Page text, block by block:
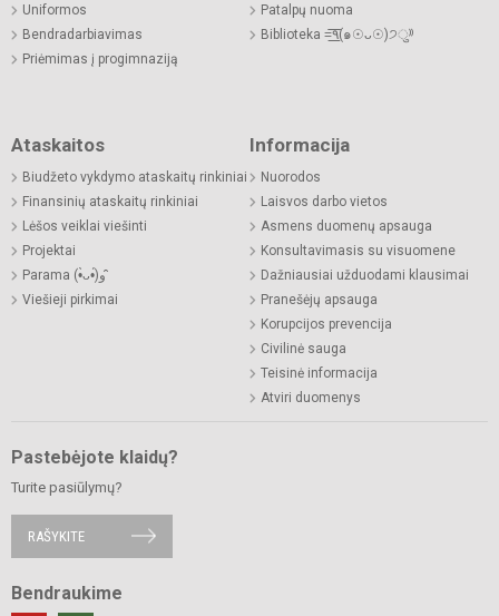
Uniformos
Bendradarbiavimas
Priėmimas į progimnaziją
Patalpų nuoma
Biblioteka =͟͟͞͞٩(๑☉ᴗ☉)੭ु⁾⁾
Ataskaitos
Biudžeto vykdymo ataskaitų rinkiniai
Finansinių ataskaitų rinkiniai
Lėšos veiklai viešinti
Projektai
Parama (•̀ᴗ•́)و ̑̑
Viešieji pirkimai
Informacija
Nuorodos
Laisvos darbo vietos
Asmens duomenų apsauga
Konsultavimasis su visuomene
Dažniausiai užduodami klausimai
Pranešėjų apsauga
Korupcijos prevencija
Civilinė sauga
Teisinė informacija
Atviri duomenys
Pastebėjote klaidų?
Turite pasiūlymų?
RAŠYKITE
Bendraukime